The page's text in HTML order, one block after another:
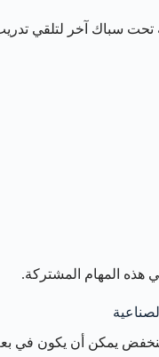
تحت سباك آخر لتلقي
هذه المهام المشتركة.
يمكن أن يكون في بعض